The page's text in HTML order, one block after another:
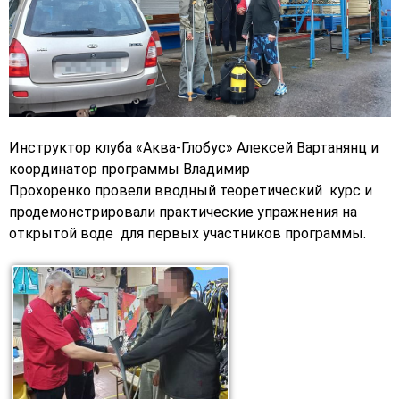
Инструктор клуба «Аква-Глобус» Алексей Вартанянц и
координатор программы Владимир
Прохоренко провели вводный теоретический курс и
продемонстрировали практические упражнения на
открытой воде для первых участников программы.